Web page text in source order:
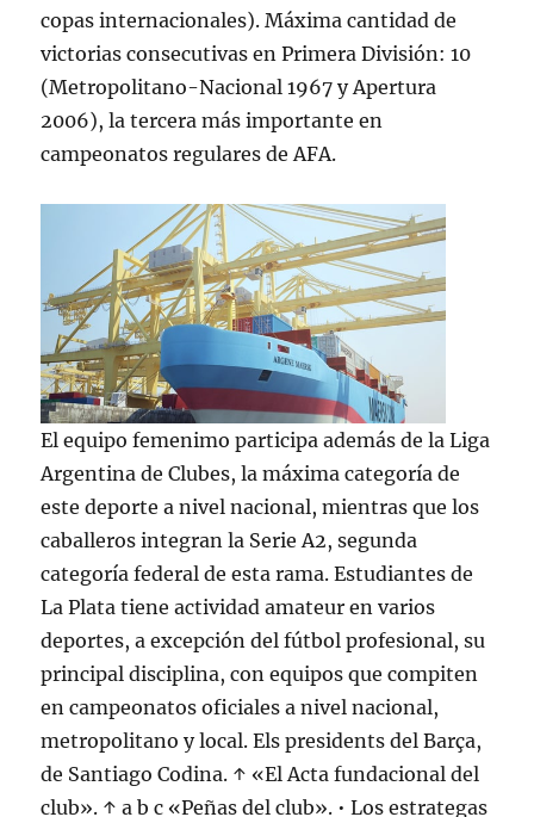
copas internacionales). Máxima cantidad de
victorias consecutivas en Primera División: 10
(Metropolitano-Nacional 1967 y Apertura
2006), la tercera más importante en
campeonatos regulares de AFA.
El equipo femenimo participa además de la Liga
Argentina de Clubes, la máxima categoría de
este deporte a nivel nacional, mientras que los
caballeros integran la Serie A2, segunda
categoría federal de esta rama. Estudiantes de
La Plata tiene actividad amateur en varios
deportes, a excepción del fútbol profesional, su
principal disciplina, con equipos que compiten
en campeonatos oficiales a nivel nacional,
metropolitano y local. Els presidents del Barça,
de Santiago Codina. ↑ «El Acta fundacional del
club». ↑ a b c «Peñas del club». • Los estrategas